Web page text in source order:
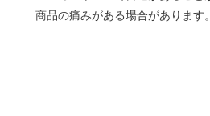
商品の痛みがある場合があります。